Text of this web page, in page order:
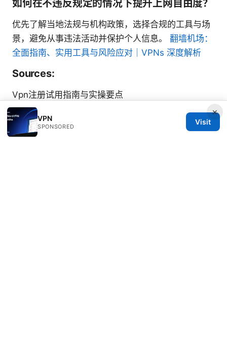
如何在不违反规定的情况下提升上网自由度？
优先了解当地法规与机构政策，选择合规的工具与场
景，避免从事违法活动并保护个人信息。 翻墙机场：
全面指南、实用工具与风险应对｜VPNs 深度解析
Sources:
Vpn注册试用指南与实操要点
Why Your SBS On Demand Isn’t Working With
Your VPN And How To Fix It Fast
×
VPN
SPONSORED
Visit